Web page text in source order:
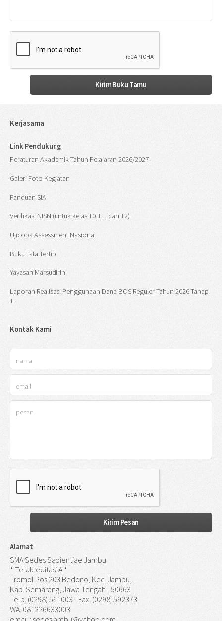
Kerjasama
Link Pendukung
Peraturan Akademik Tahun Pelajaran 2026/2027
Galeri Foto Kegiatan
Panduan SIA
Verifikasi NISN (untuk kelas 10,11, dan 12)
Ujicoba Assessment Nasional
Buku Tata Tertib
Yayasan Marsudirini
Laporan Realisasi Penggunaan Dana BOS Reguler Tahun 2026 Tahap
1
Kontak Kami
Alamat
SMA Sedes Sapientiae Jambu
* Terakreditasi A *
Tromol Pos 203 Bedono, Kec. Jambu,
Kab. Semarang, Jawa Tengah - 50663
Telp. (0298) 591003 - Fax. (0298) 592373
WA. 081226633003